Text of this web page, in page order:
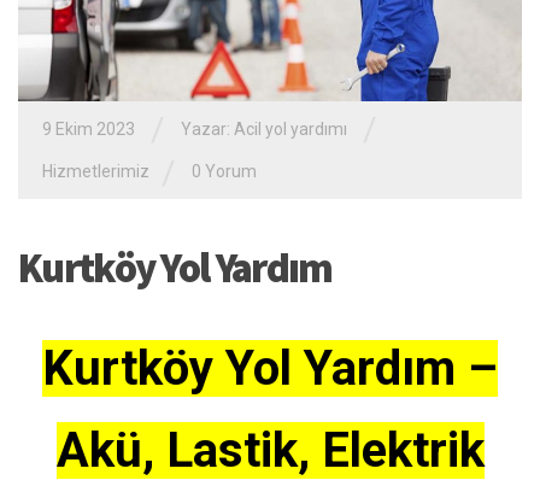
9 Ekim 2023 Yazar: Acil yol yardımı
Hizmetlerimiz 0 Yorum
Kurtköy Yol Yardım
Kurtköy Yol Yardım –
Akü, Lastik, Elektrik